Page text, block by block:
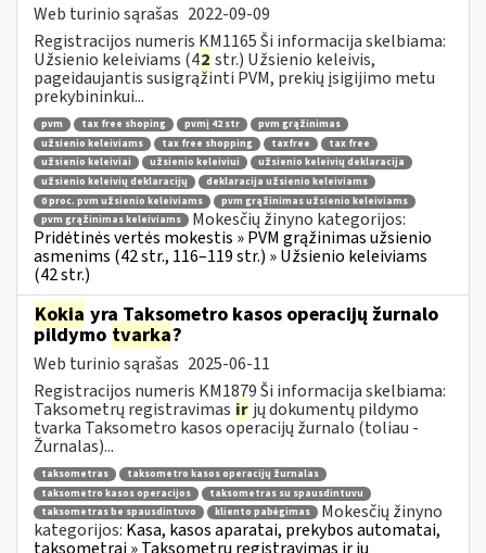
Web turinio sąrašas 2022-09-09
Registracijos numeris KM1165 Ši informacija skelbiama:
Užsienio keleiviams (42 str.) Užsienio keleivis,
pageidaujantis susigrąžinti PVM, prekių įsigijimo metu
prekybininkui...
pvm tax free shoping pvmį 42 str
pvm grąžinimas
užsienio keleiviams
tax free shopping taxfree
tax free
užsienio keleiviai
užsienio keleiviui
užsienio keleivių deklaracija
užsienio keleivių deklaracijų
deklaracija užsienio keleiviams
0 proc. pvm užsienio keleiviams
pvm grąžinimas užsienio keleiviams
pvm grąžinimas keleiviams
Mokesčių žinyno kategorijos:
Pridėtinės vertės mokestis » PVM grąžinimas užsienio
asmenims (42 str., 116–119 str.) » Užsienio keleiviams
(42 str.)
Kokia yra Taksometro kasos operacijų žurnalo
pildymo tvarka?
Web turinio sąrašas 2025-06-11
Registracijos numeris KM1879 Ši informacija skelbiama:
Taksometrų registravimas ir jų dokumentų pildymo
tvarka Taksometro kasos operacijų žurnalo (toliau -
Žurnalas)...
taksometras
taksometro kasos operacijų žurnalas
taksometro kasos operacijos
taksometras su spausdintuvu
taksometras be spausdintuvo
kliento pabėgimas
Mokesčių žinyno
kategorijos: Kasa, kasos aparatai, prekybos automatai,